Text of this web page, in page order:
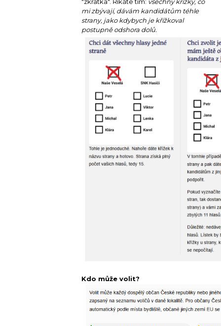
mi zbývají, dávám kandidátům téhle
strany, jako kdybych je křížkoval
postupně odshora dolů.
Kdo může volit?